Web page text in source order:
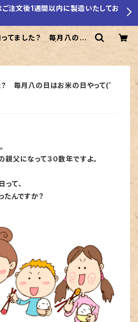
注文後1週間以内に製造いたしてお
ってました？ 毎月八の日
？ 毎月八の日はお米の日やって(゜
親父になって３０数年ですよ。
て、
たんですか？